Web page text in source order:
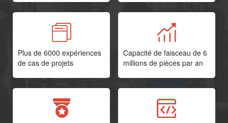
Plus de 6000 expériences
de cas de projets
Capacité de faisceau de 6
millions de pièces par an